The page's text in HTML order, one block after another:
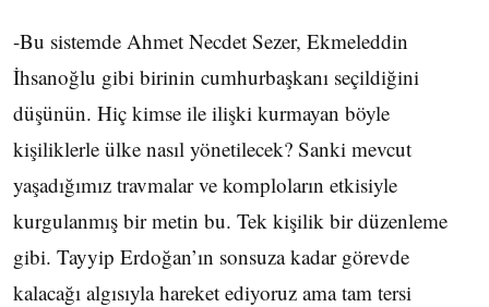
-Bu sistemde Ahmet Necdet Sezer, Ekmeleddin
İhsanoğlu gibi birinin cumhurbaşkanı seçildiğini
düşünün. Hiç kimse ile ilişki kurmayan böyle
kişiliklerle ülke nasıl yönetilecek? Sanki mevcut
yaşadığımız travmalar ve komploların etkisiyle
kurgulanmış bir metin bu. Tek kişilik bir düzenleme
gibi. Tayyip Erdoğan’ın sonsuza kadar görevde
kalacağı algısıyla hareket ediyoruz ama tam tersi